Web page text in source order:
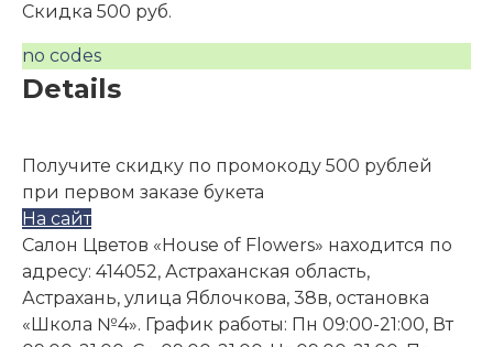
Скидка 500 руб.
no codes
Details
Получите скидку по промокоду 500 рублей
при первом заказе букета
На сайт
Салон Цветов «House of Flowers» находится по
адресу: 414052, Астраханская область,
Астрахань, улица Яблочкова, 38в, остановка
«Школа №4». График работы: Пн 09:00-21:00, Вт